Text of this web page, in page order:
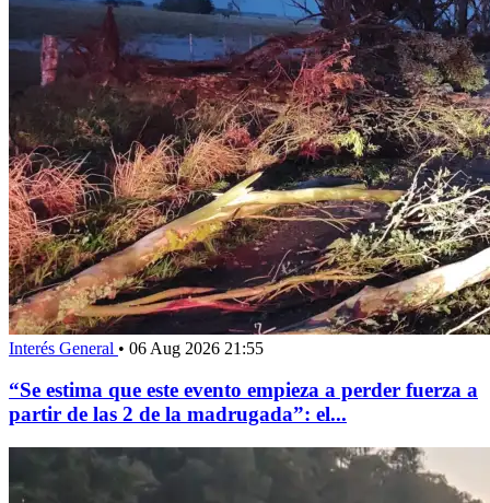
Interés General • 06 Aug 2026 21:55
“Se estima que este evento empieza a perder fuerza a
partir de las 2 de la madrugada”: el...